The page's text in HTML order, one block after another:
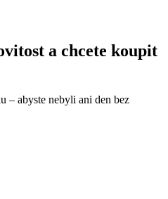
a chcete koupit
– abyste nebyli ani den bez